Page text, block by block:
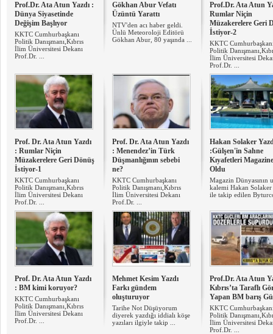
Prof.Dr. Ata Atun Yazdı :
Dünya Siyasetinde
Değişim Başlıyor
KKTC Cumhurbaşkanı
Politik Danışmanı,Kıbrıs
İlim Üniversitesi Dekanı
Prof.Dr. ...
Gökhan Abur Vefatı
Üzüntü Yarattı
NTV'den acı haber geldi.
Ünlü Meteoroloji Editörü
Gökhan Abur, 80 yaşında ...
Prof.Dr. Ata Atun
Rumlar Niçin
Müzakerelere Geri
İstiyor-2
KKTC
Politik
İlim Üniversitesi
Prof.Dr. ...
Prof. Dr. Ata Atun Yazdı
: Rumlar Niçin
Müzakerelere Geri Dönüş
İstiyor-1
KKTC Cumhurbaşkanı
Politik Danışmanı,Kıbrıs
İlim Üniversitesi Dekanı
Prof.Dr. ...
Prof. Dr. Ata Atun Yazdı
: Menendez’in Türk
Düşmanlığının sebebi
ne?
KKTC Cumhurbaşkanı
Politik Danışmanı,Kıbrıs
İlim Üniversitesi Dekanı
Prof.Dr. ...
Hakan Solaker
:Gülşen'in Sahne
Kıyafetleri
Oldu
Magazin Dünyasının
kalemi Hakan
ile takip edilen
Prof. Dr. Ata Atun Yazdı
: ​BM kimi koruyor?
KKTC Cumhurbaşkanı
Politik Danışmanı,Kıbrıs
İlim Üniversitesi Dekanı
Prof.Dr. ...
Mehmet Kesim Yazdı
Farkı gündem
oluşturuyor
Tarihe Not Düşüyorum
diyerek yazdığı iddialı köşe
yazıları ilgiyle takip ...
Prof.Dr. Ata Atun
Kıbrıs’ta Taraflı
Yapan BM barış
KKTC
Politik
İlim Üniversitesi
Prof.Dr. ...